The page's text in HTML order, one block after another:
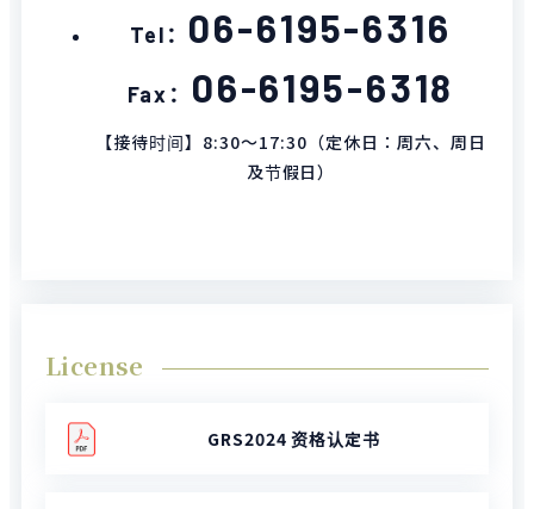
Tel： 06-6195-6316
Fax： 06-6195-6318
【接待时间】8:30～17:30（定休日：周六、周日
及节假日）
License
GRS2024 资格认定书